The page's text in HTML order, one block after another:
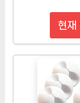
현재